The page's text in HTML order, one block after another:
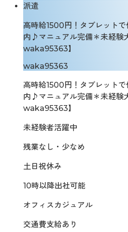
派遣
高時給1500円！タブレット
内♪マニュアル完備＊未経験
waka95363】
waka95363
高時給1500円！タブレット
内♪マニュアル完備＊未経験
waka95363】
未経験者活躍中
残業なし・少なめ
土日祝休み
10時以降出社可能
オフィスカジュアル
交通費支給あり